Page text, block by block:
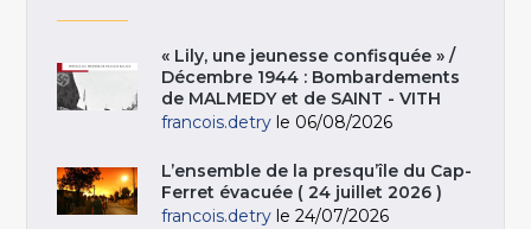
« Lily, une jeunesse confisquée » /
Décembre 1944 : Bombardements
de MALMEDY et de SAINT - VITH
francois.detry le 06/08/2026
L’ensemble de la presqu’île du Cap-
Ferret évacuée ( 24 juillet 2026 )
francois.detry le 24/07/2026